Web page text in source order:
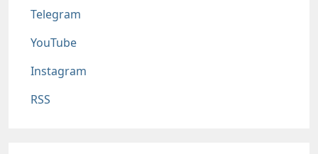
Telegram
YouTube
Instagram
RSS